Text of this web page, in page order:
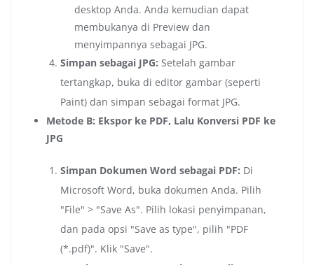
desktop Anda. Anda kemudian dapat
membukanya di Preview dan
menyimpannya sebagai JPG.
Simpan sebagai JPG: Setelah gambar
tertangkap, buka di editor gambar (seperti
Paint) dan simpan sebagai format JPG.
Metode B: Ekspor ke PDF, Lalu Konversi PDF ke
JPG
Simpan Dokumen Word sebagai PDF: Di
Microsoft Word, buka dokumen Anda. Pilih
"File" > "Save As". Pilih lokasi penyimpanan,
dan pada opsi "Save as type", pilih "PDF
(*.pdf)". Klik "Save".